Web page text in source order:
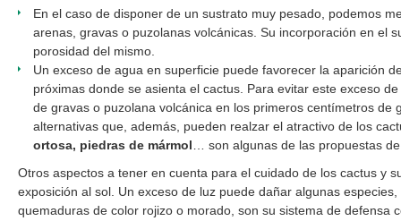
En el caso de disponer de un sustrato muy pesado, podemos
arenas, gravas o puzolanas volcánicas. Su incorporación en el
porosidad del mismo.
Un exceso de agua en superficie puede favorecer la aparición
próximas donde se asienta el cactus. Para evitar este exceso
de gravas o puzolana volcánica en los primeros centímetros de
alternativas que, además, pueden realzar el atractivo de los
ortosa, piedras de mármol … son algunas de las propuestas
Otros aspectos a tener en cuenta para el cuidado de los cactus y
exposición al sol. Un exceso de luz puede dañar algunas
quemaduras de color rojizo o morado, son su sistema de defensa